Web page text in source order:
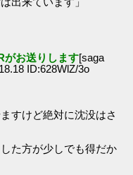
がお送りします[saga
ID:628WlZ/3o
すけど絶対に沈没はさ
た方が少しでも得だか